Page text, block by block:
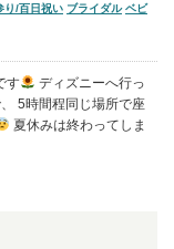
り/百日祝い ブライダル ベビ
す
ディズニーへ行っ
5時間程同じ場所で座
夏休みは終わってしま